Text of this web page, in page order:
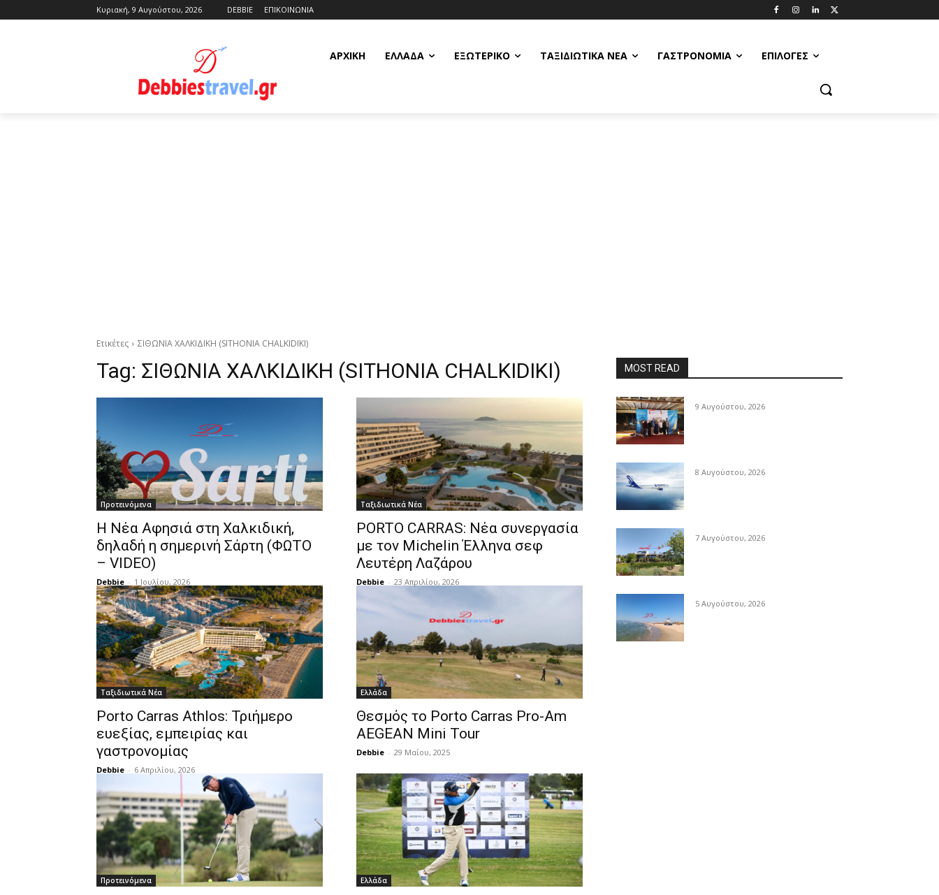
Κυριακή, 9 Αυγούστου, 2026 DEBBIE ΕΠΙΚΟΙΝΩΝΙΑ
ΑΡΧΙΚΗ ΕΛΛΆΔΑ ΕΞΩΤΕΡΙΚΌ ΤΑΞΙΔΙΩΤΙΚΆ ΝΈΑ ΓΑΣΤΡΟΝΟΜΊΑ ΕΠΙΛΟΓΈΣ
Ετικέτες ΣΙΘΩΝΙΑ ΧΑΛΚΙΔΙΚΗ (SITHONIA CHALKIDIKI)
Tag: ΣΙΘΩΝΙΑ ΧΑΛΚΙΔΙΚΗ (SITHONIA CHALKIDIKI)
Προτεινόμενα
Η Νέα Αφησιά στη Χαλκιδική,
δηλαδή η σημερινή Σάρτη (ΦΩΤΟ
– VIDEO)
Debbie - 1 Ιουλίου, 2026
Ταξιδιωτικά Νέα
PORTO CARRAS: Νέα συνεργασία
με τον Michelin Έλληνα σεφ
Λευτέρη Λαζάρου
Debbie - 23 Απριλίου, 2026
Ταξιδιωτικά Νέα
Porto Carras Athlos: Τριήμερο
ευεξίας, εμπειρίας και
γαστρονομίας
Debbie - 6 Απριλίου, 2026
Ελλάδα
Θεσμός το Porto Carras Pro-Am
AEGEAN Mini Tour
Debbie - 29 Μαΐου, 2025
Προτεινόμενα Ελλάδα
MOST READ
9 Αυγούστου, 2026
8 Αυγούστου, 2026
7 Αυγούστου, 2026
5 Αυγούστου, 2026